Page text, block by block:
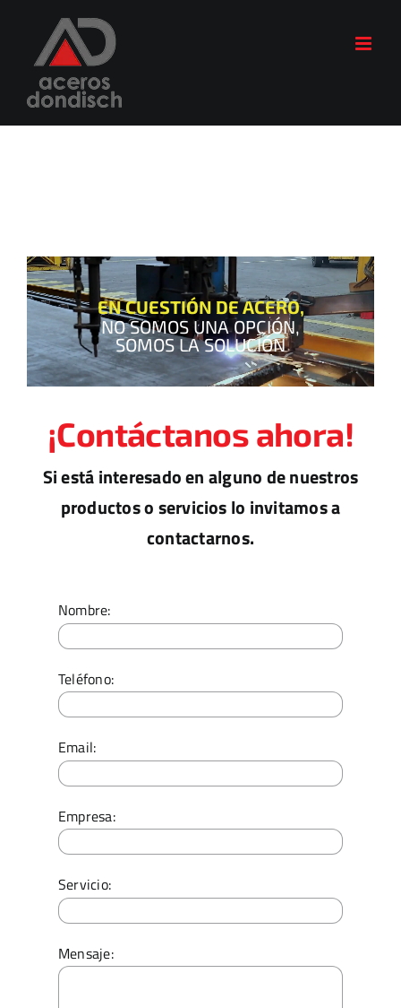
content
EN CUESTIÓN DE ACERO,
NO SOMOS UNA OPCIÓN,
SOMOS LA SOLUCIÓN
¡Contáctanos ahora!
Si está interesado en alguno de nuestros
productos o servicios lo invitamos a
contactarnos.
Nombre:
Teléfono:
Email:
Empresa:
Servicio:
Mensaje: